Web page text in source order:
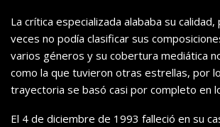
La crítica especializada alababa su calidad,
veces no podía clasificar sus
varios géneros y su cobertura mediática
como la que tuvieron otras estrellas, por
trayectoria se basó casi por completo en
El 4 de diciembre de 1993 falleció en su